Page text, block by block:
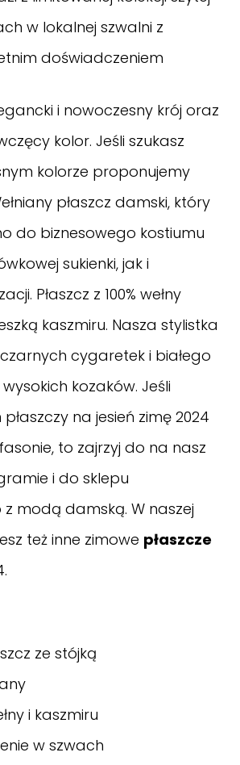
w lokalnej szwalni z
doświadczeniem
i nowoczesny krój oraz
kolor. Jeśli szukasz
kolorze proponujemy
płaszcz damski, który
do biznesowego kostiumu
sukienki, jak i
Płaszcz z 100% wełny
kaszmiru. Nasza stylistka
cygaretek i białego
kozaków. Jeśli
na jesień zimę 2024
to zajrzyj do na nasz
i do sklepu
modą damską. W naszej
też inne zimowe płaszcze
ze stójką
i kaszmiru
w szwach